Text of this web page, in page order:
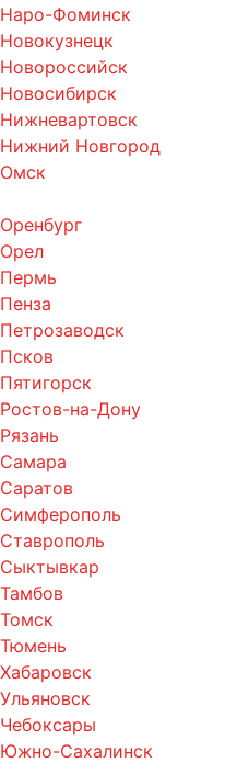
Наро-Фоминск
Новокузнецк
Новороссийск
Новосибирск
Нижневартовск
Нижний Новгород
Омск
Оренбург
Орел
Пермь
Пенза
Петрозаводск
Псков
Пятигорск
Ростов-на-Дону
Рязань
Самара
Саратов
Симферополь
Ставрополь
Сыктывкар
Тамбов
Томск
Тюмень
Хабаровск
Ульяновск
Чебоксары
Южно-Сахалинск